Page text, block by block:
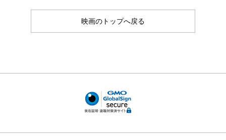
映画のトップへ戻る